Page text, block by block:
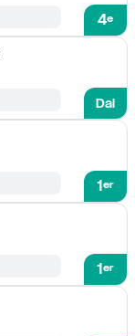
4e
Dai
1er
1er